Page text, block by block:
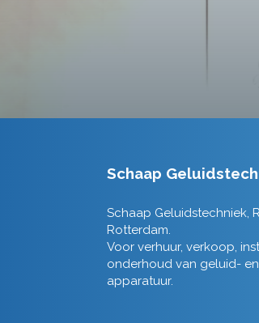
Schaap
Schaap Geluidstechniek,
Rotterdam.
Voor verhuur, verkoop,
onderhoud van geluid-
apparatuur.